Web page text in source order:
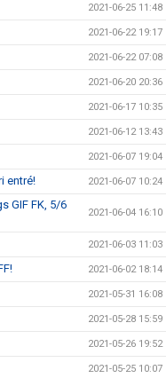
2021-06-25 11:48
2021-06-22 19:17
2021-06-22 07:08
2021-06-20 20:36
2021-06-17 10:35
2021-06-12 13:43
2021-06-07 19:04
entré! 2021-06-07 10:24
GIF FK, 5/6
2021-06-04 16:10
2021-06-03 11:03
2021-06-02 18:14
2021-05-31 16:08
2021-05-28 15:59
2021-05-26 19:52
2021-05-25 10:07